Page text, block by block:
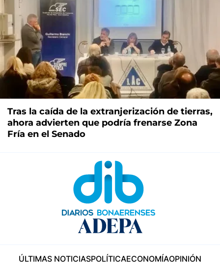
Tras la caída de la extranjerización de tierras,
ahora advierten que podría frenarse Zona
Fría en el Senado
ÚLTIMAS NOTICIASPOLÍTICAECONOMÍAOPINIÓN